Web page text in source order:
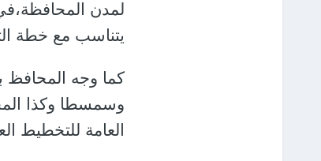
لمدن المحافظة،في
يتناسب مع خطة
كما وجه المحافظ
وسمسطا وكذا
العامة للتخطيط